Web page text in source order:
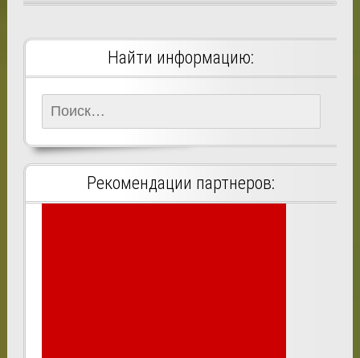
Найти информацию:
Найти:
Рекомендации партнеров: